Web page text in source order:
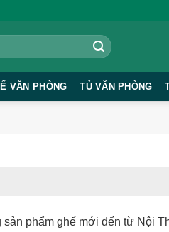
VĂN PHÒNG TỦ VĂN PHÒNG
phẩm ghế mới đến từ Nội